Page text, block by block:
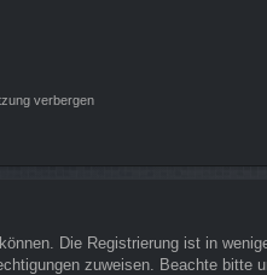
verbergen
Die Registrierung ist in
zuweisen. Beachte